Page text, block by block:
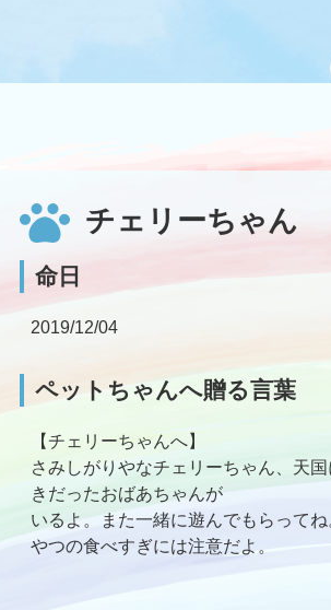
チェリーちゃん
命日
2019/12/04
ペットちゃんへ贈る言葉
【チェリーちゃんへ】
さみしがりやなチェリーちゃん、天
きだったおばあちゃんが
いるよ。また一緒に遊んでもらって
やつの食べすぎには注意だよ。